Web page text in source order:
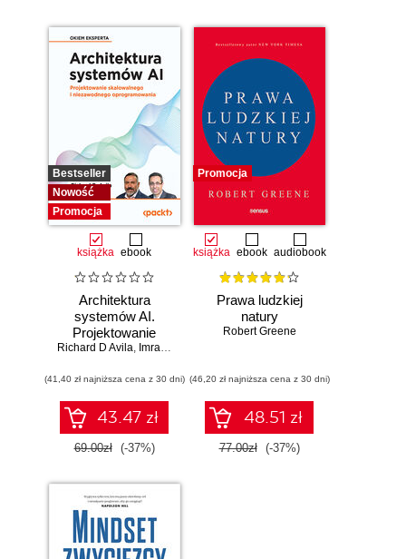
Bestseller
Nowość
Promocja
książka ebook
Architektura
systemów AI.
Projektowanie
skalowalnego i
oprogramowania
Richard D Avila, Imran Ahmad
(41,40 zł najniższa cena z 30 dni)
43.47 zł
69.00zł (-37%)
Promocja
książka ebook audiobook
Prawa ludzkiej
natury
Robert Greene
(46,20 zł najniższa cena z 30 dni)
48.51 zł
77.00zł (-37%)